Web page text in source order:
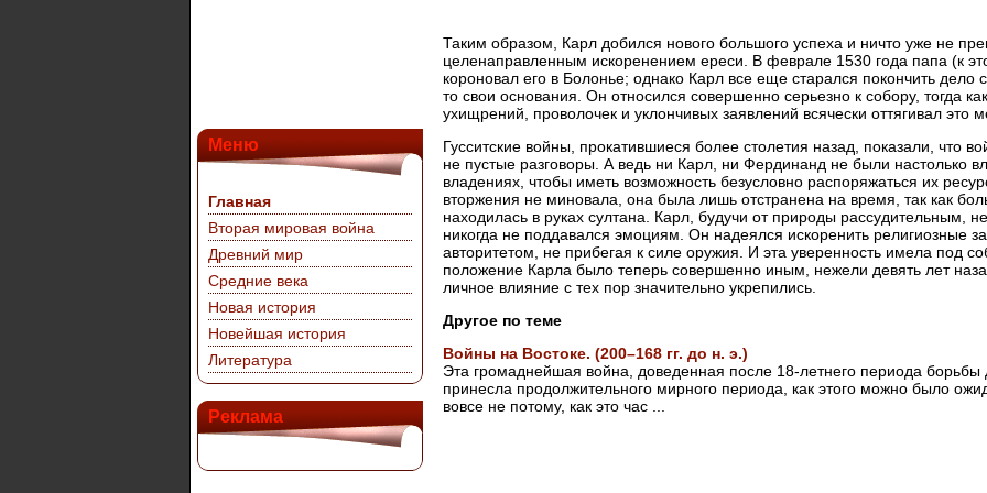
Меню
Главная
Вторая мировая война
Древний мир
Средние века
Новая история
Новейшая история
Литература
Реклама
Таким образом, Карл добился нового большого успеха и ничто уже не
целенаправленным искоренением ереси. В феврале 1530 года папа (к
короновал его в Болонье; однако Карл все еще старался покончить
то свои основания. Он относился совершенно серьезно к собору, тогда
ухищрений, проволочек и уклончивых заявлений всячески оттягивал это
Гусситские войны, прокатившиеся более столетия назад, показали, что
не пустые разговоры. А ведь ни Карл, ни Фердинанд не были настолько
владениях, чтобы иметь возможность безусловно распоряжаться их
вторжения не миновала, она была лишь отстранена на время, так как
находилась в руках султана. Карл, будучи от природы рассудительным,
никогда не поддавался эмоциям. Он надеялся искоренить религиозные
авторитетом, не прибегая к силе оружия. И эта уверенность имела под
положение Карла было теперь совершенно иным, нежели девять лет
личное влияние с тех пор значительно укрепились.
Другое по теме
Войны на Востоке. (200–168 гг. до н. э.)
Эта громаднейшая война, доведенная после 18-летнего периода борьбы
принесла продолжительного мирного периода, как этого можно было
вовсе не потому, как это час ...